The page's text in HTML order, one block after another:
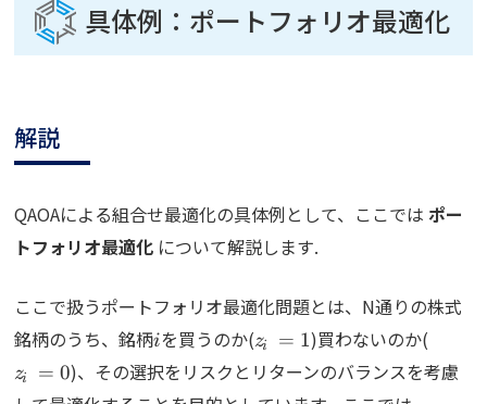
具体例：ポートフォリオ最適化
解説
QAOAによる組合せ最適化の具体例として、ここでは ポー
トフォリオ最適化 について解説します.
ここで扱うポートフォリオ最適化問題とは、N通りの株式
銘柄のうち、銘柄i
iを買うのか(z_i=1
zi = 1)買わないのか(
zi = 0)、その選択をリスクとリターンのバランスを考慮